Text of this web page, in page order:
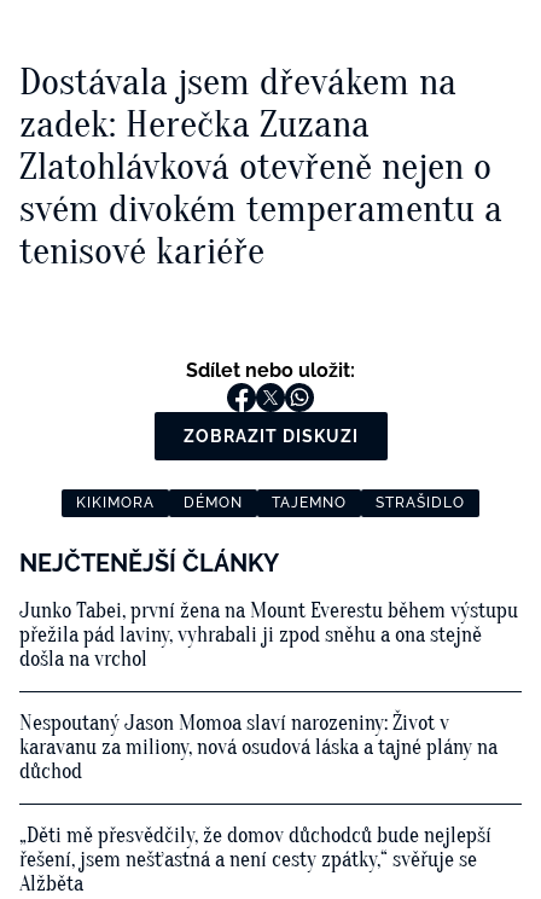
Dostávala jsem dřevákem na
zadek: Herečka Zuzana
Zlatohlávková otevřeně nejen o
svém divokém temperamentu a
tenisové kariéře
Sdílet nebo uložit:
ZOBRAZIT DISKUZI
KIKIMORA DÉMON TAJEMNO STRAŠIDLO
NEJČTENĚJŠÍ ČLÁNKY
Junko Tabei, první žena na Mount Everestu během výstupu
přežila pád laviny, vyhrabali ji zpod sněhu a ona stejně
došla na vrchol
Nespoutaný Jason Momoa slaví narozeniny: Život v
karavanu za miliony, nová osudová láska a tajné plány na
důchod
„Děti mě přesvědčily, že domov důchodců bude nejlepší
řešení, jsem nešťastná a není cesty zpátky,“ svěřuje se
Alžběta